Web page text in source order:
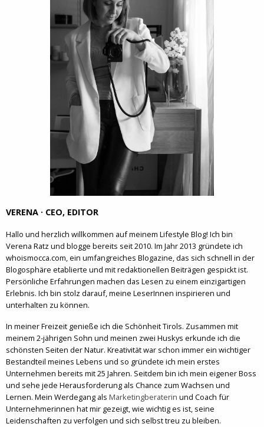
VERENA · CEO, EDITOR
Hallo und herzlich willkommen auf meinem Lifestyle Blog! Ich bin
Verena Ratz und blogge bereits seit 2010. Im Jahr 2013 gründete ich
whoismocca.com, ein umfangreiches Blogazine, das sich schnell in der
Blogosphäre etablierte und mit redaktionellen Beiträgen gespickt ist.
Persönliche Erfahrungen machen das Lesen zu einem einzigartigen
Erlebnis. Ich bin stolz darauf, meine LeserInnen inspirieren und
unterhalten zu können.
In meiner Freizeit genieße ich die Schönheit Tirols. Zusammen mit
meinem 2-jährigen Sohn und meinen zwei Huskys erkunde ich die
schönsten Seiten der Natur. Kreativität war schon immer ein wichtiger
Bestandteil meines Lebens und so gründete ich mein erstes
Unternehmen bereits mit 25 Jahren. Seitdem bin ich mein eigener Boss
und sehe jede Herausforderung als Chance zum Wachsen und
Lernen. Mein Werdegang als Marketingberaterin und Coach für
Unternehmerinnen hat mir gezeigt, wie wichtig es ist, seine
Leidenschaften zu verfolgen und sich selbst treu zu bleiben.